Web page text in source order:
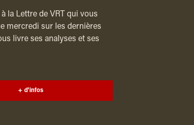
la Lettre de VRT qui vous
mercredi sur les dernières
livre ses analyses et ses
+ d'infos